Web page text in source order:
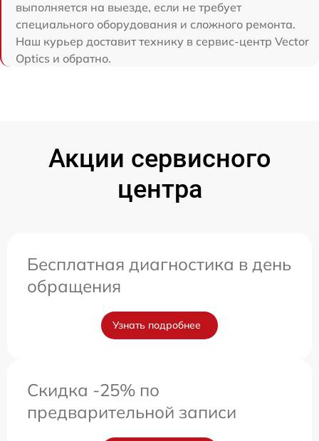
выполняется на выезде, если не требует
специального оборудования и сложного ремонта.
Наш курьер доставит технику в сервис-центр Vector
Optics и обратно.
Акции сервисного
центра
Бесплатная диагностика в день
обращения
Узнать подробнее
Скидка -25% по
предварительной записи